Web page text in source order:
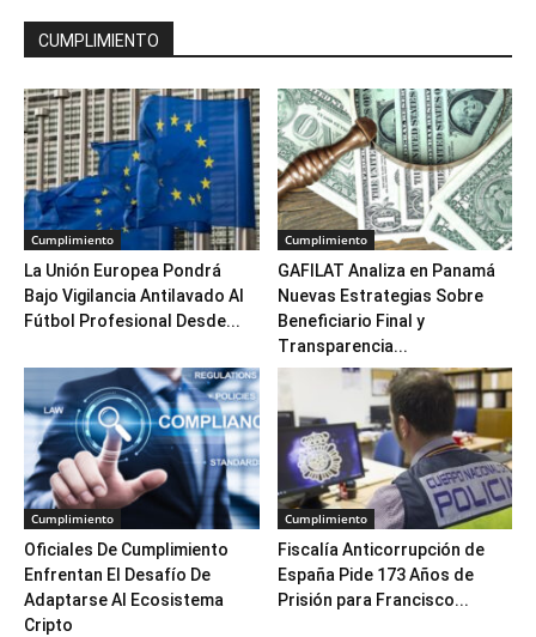
CUMPLIMIENTO
Cumplimiento
La Unión Europea Pondrá
Bajo Vigilancia Antilavado Al
Fútbol Profesional Desde...
Cumplimiento
GAFILAT Analiza en Panamá
Nuevas Estrategias Sobre
Beneficiario Final y
Transparencia...
Cumplimiento
Oficiales De Cumplimiento
Enfrentan El Desafío De
Adaptarse Al Ecosistema
Cripto
Cumplimiento
Fiscalía Anticorrupción de
España Pide 173 Años de
Prisión para Francisco...